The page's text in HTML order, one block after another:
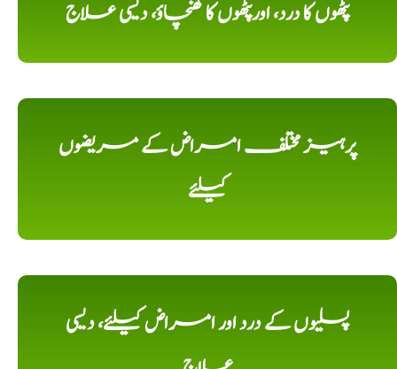
پٹھوں کا درد، اورپٹھوں کا کھنچاؤ، دیسی علاج
پرہیز مختلف امراض کے مریضوں
کیلئے
پسلیوں کے درد اور امراض کیلئے، دیسی